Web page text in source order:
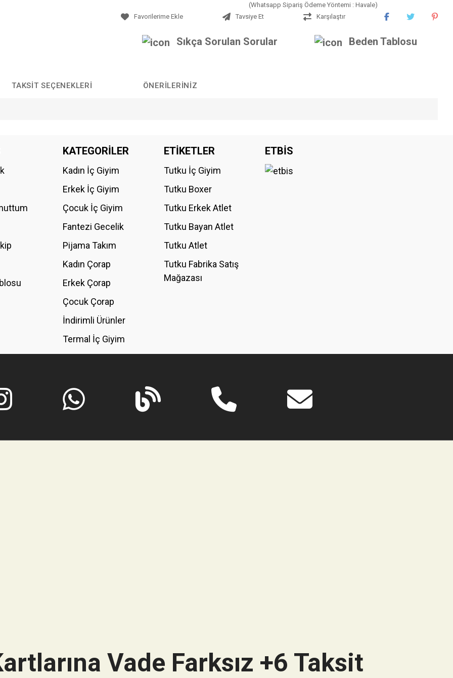
(Whatsapp Sipariş Ödeme Yöntemi : Havale)
Tavsiye Et
Karşılaştır
Sıkça Sorulan Sorular Beden Tablosu
TAKSIT SEÇENEKLERI ÖNERILERINIZ
Bu ürüne ilk yorumu siz yapın!
KATEGORİLER
Kadın İç Giyim
Erkek İç Giyim
Çocuk İç Giyim
Fantezi Gecelik
Pijama Takım
Kadın Çorap
Erkek Çorap
Çocuk Çorap
İndirimli Ürünler
Termal İç Giyim
ETİKETLER
Tutku İç Giyim
Tutku Boxer
Tutku Erkek Atlet
Tutku Bayan Atlet
Tutku Atlet
Tutku Fabrika Satış
Mağazası
ETBİS
Vade Farksız +6 Taksit